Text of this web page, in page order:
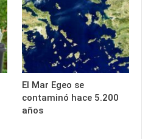
El Mar Egeo se
contaminó hace 5.200
años